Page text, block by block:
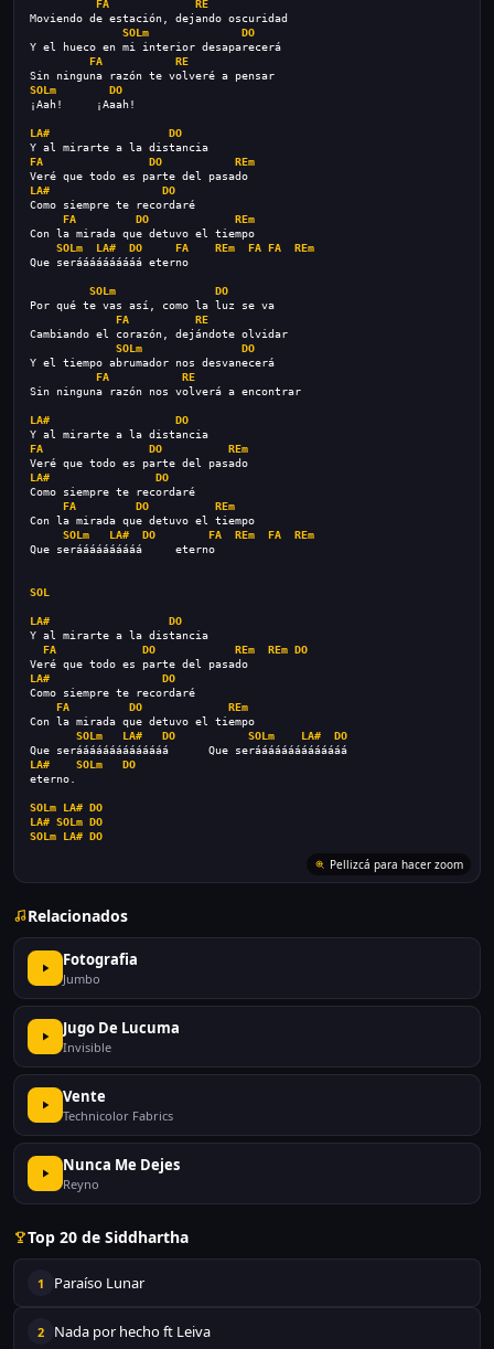
FA
RE
Moviendo de estación, dejando oscuridad
SOLm
DO
Y el hueco en mi interior desaparecerá
FA
RE
Sin ninguna razón te volveré a pensar
SOLm
DO
¡Aah!     ¡Aaah!
LA#
DO
Y al mirarte a la distancia
FA
DO
REm
Veré que todo es parte del pasado
LA#
DO
Como siempre te recordaré
FA
DO
REm
Con la mirada que detuvo el tiempo
SOLm
LA# DO FA REm FA FA
REm
Que seráááááááááá eterno
SOLm
DO
Por qué te vas así, como la luz se va
FA
RE
Cambiando el corazón, dejándote olvidar
SOLm
DO
Y el tiempo abrumador nos desvanecerá
FA
RE
Sin ninguna razón nos volverá a encontrar
LA#
DO
Y al mirarte a la distancia
FA
DO
REm
Veré que todo es parte del pasado
LA#
DO
Como siempre te recordaré
FA
DO
REm
Con la mirada que detuvo el tiempo
SOLm
LA# DO FA REm FA
REm
Que seráááááááááá     eterno
SOL
LA#
DO
Y al mirarte a la distancia
FA
DO REm REm DO
Veré que todo es parte del pasado
LA#
DO
Como siempre te recordaré
FA
DO
REm
Con la mirada que detuvo el tiempo
SOLm
LA# DO SOLm LA#
DO
Que seráááááááááááááá      Que seráááááááááááááá
LA#
SOLm
DO
eterno.
SOLm LA# DO
LA# SOLm DO
SOLm
LA# DO
Pellizcá para hacer zoom
Relacionados
Fotografia
Jumbo
Jugo De Lucuma
Invisible
Vente
Technicolor Fabrics
Nunca Me Dejes
Reyno
Top 20 de Siddhartha
1 Paraíso Lunar
2 Nada por hecho ft Leiva